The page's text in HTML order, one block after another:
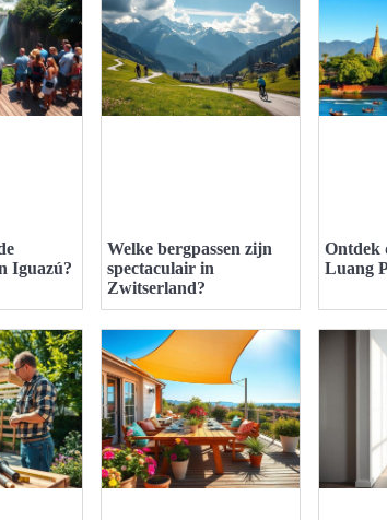
Iguazú?
Welke bergpassen zijn
spectaculair in
Zwitserland?
Ontdek
Luang